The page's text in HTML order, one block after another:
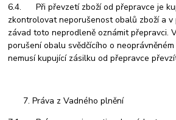
6.4. Při převzetí zboží od přepravce je
zkontrolovat neporušenost obalů zboží a v
závad toto neprodleně oznámit přepravci.
porušení obalu svědčícího o
nemusí kupující zásilku od přepravce
Práva z Vadného plnění